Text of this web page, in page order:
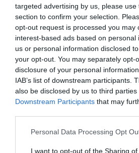
targeted advertising by us, please
section to confirm your selection.
opt-out request is processed you may
interest-based ads based on personal
us or personal information disclosed
your opt-out. You may separately opt-
disclosure of your personal
IAB’s list of downstream participants.
also be disclosed by us to third parties
Downstream Participants that may
Please note that this website/app
not limited to your visit or usage
Personal Data Processing Opt
I want to opt-out of the Sharing of
Τάιμ άουτ
87-83
Ακόμα 1.58
87-83
1/2 βολές
86-83
Δύο βολές για τον